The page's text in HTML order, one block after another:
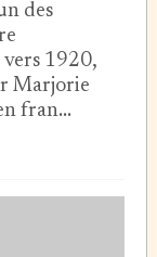
des
1920,
Marjorie
fran…